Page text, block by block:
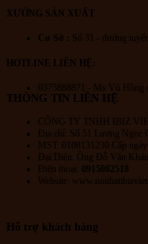
XƯỞNG SẢN XUẤT
Cơ Sở : Số 31 - đường
HOTLINE LIÊN HỆ:
0375888871 - Ms Vũ Hồng
THÔNG TIN LIÊN HỆ
CÔNG TY TNHH IBIZ
Địa chỉ: Số 51 Lương Ngọc
MST: 0108131230 Cấp
Đại Diện: Ông Đỗ Văn
Điện thoại:
0915082518
Website:
Hỗ trợ khách hàng